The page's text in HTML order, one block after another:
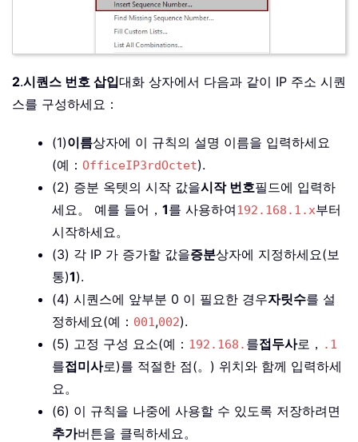
2.시퀀스 번호 삽입대화 상자에서 다음과 같이 IP 주소 시퀀
스를 구성하세요：
(1)이름상자에 이 규칙의 설명 이름을 입력하세요
(예： OfficeIP3rdOctet).
(2) 증분 옥텟의 시작 값을시작 번호필드에 입력하
세요。 예를 들어， 1를 사용하여192.168.1.x부터
시작하세요。
(3) 각 IP 가 증가할 값을증분상자에 지정하세요(보
통)1).
(4) 시퀀스에 앞부분 0 이 필요한 경우자릿수를 설
정하세요(예： 001 ,002).
(5) 고정 구성 요소(예： 192.168. 를접두사로， .1
를접미사로)를 적절한 점(。) 위치와 함께 입력하세
요。
(6) 이 규칙을 나중에 사용할 수 있도록 저장하려면
추가버튼을 클릭하세요。